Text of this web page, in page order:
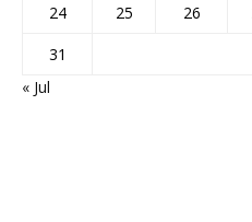
24
25 26
31
« Jul